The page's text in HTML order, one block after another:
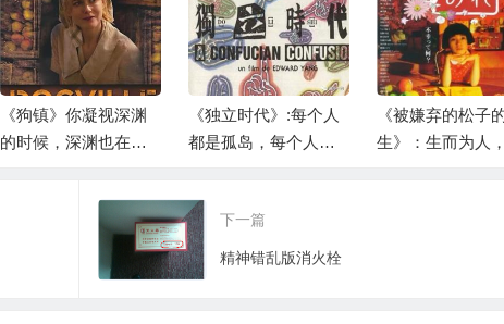
《狗镇》你凝视深渊
的时候，深渊也在凝
《独立时代》:每个人
都是孤岛，每个人都
《被嫌弃的松子
生》：生而为人
下一篇
精神错乱版消火栓